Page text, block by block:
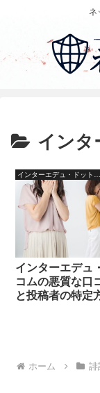
ネ
インタ
インターエデュ
コムの悪質な口
と投稿者の特定
ホーム 誹